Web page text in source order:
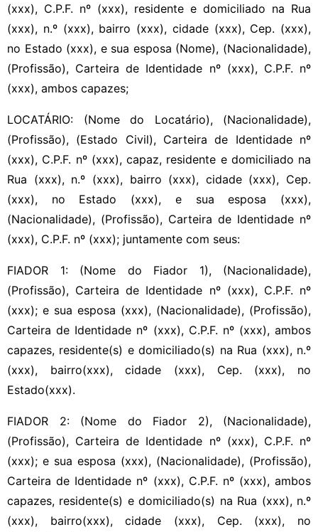
(xxx), C.P.F. nº (xxx), residente e domiciliado na Rua
(xxx), n.º (xxx), bairro (xxx), cidade (xxx), Cep. (xxx),
no Estado (xxx), e sua esposa (Nome), (Nacionalidade),
(Profissão), Carteira de Identidade nº (xxx), C.P.F. nº
(xxx), ambos capazes;
LOCATÁRIO: (Nome do Locatário), (Nacionalidade),
(Profissão), (Estado Civil), Carteira de Identidade nº
(xxx), C.P.F. nº (xxx), capaz, residente e domiciliado na
Rua (xxx), n.º (xxx), bairro (xxx), cidade (xxx), Cep.
(xxx), no Estado (xxx), e sua esposa (xxx),
(Nacionalidade), (Profissão), Carteira de Identidade nº
(xxx), C.P.F. nº (xxx); juntamente com seus:
FIADOR 1: (Nome do Fiador 1), (Nacionalidade),
(Profissão), Carteira de Identidade nº (xxx), C.P.F. nº
(xxx); e sua esposa (xxx), (Nacionalidade), (Profissão),
Carteira de Identidade nº (xxx), C.P.F. nº (xxx), ambos
capazes, residente(s) e domiciliado(s) na Rua (xxx), n.º
(xxx), bairro(xxx), cidade (xxx), Cep. (xxx), no
Estado(xxx).
FIADOR 2: (Nome do Fiador 2), (Nacionalidade),
(Profissão), Carteira de Identidade nº (xxx), C.P.F. nº
(xxx); e sua esposa (xxx), (Nacionalidade), (Profissão),
Carteira de Identidade nº (xxx), C.P.F. nº (xxx), ambos
capazes, residente(s) e domiciliado(s) na Rua (xxx), n.º
(xxx), bairro(xxx), cidade (xxx), Cep. (xxx), no